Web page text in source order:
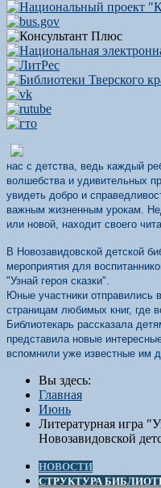
нас с детства, ведь каждый
волшебства и удивительных
увидеть добро и
важным жизненным урокам.
или новой, находит своего
В Новозавидовской детской
мероприятия для
"Узнай героя сказки".
Юные участники отправились
страницам любимых книг, где
Библиотекарь рассказала
представила новые
вспомнили уже известные им
Вы здесь:
Главная
Июнь
Литературная игра
Новозавидовской
НОВОСТИ
СТРУКТУРА